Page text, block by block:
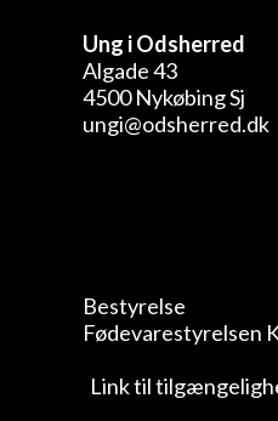
Ung i Odsherred
Algade 43
4500 Nykøbing Sj
ungi@odsherred.dk
Bestyrelse
Fødevarestyrelsen
Link til